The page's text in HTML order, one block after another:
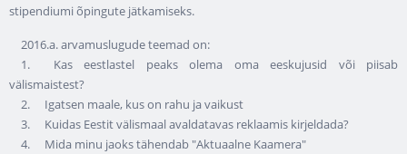
stipendiumi õpingute jätkamiseks.
2016.a. arvamuslugude teemad on:
1. Kas eestlastel peaks olema oma eeskujusid või piisab
välismaistest?
2. Igatsen maale, kus on rahu ja vaikust
3. Kuidas Eestit välismaal avaldatavas reklaamis kirjeldada?
4. Mida minu jaoks tähendab "Aktuaalne Kaamera"